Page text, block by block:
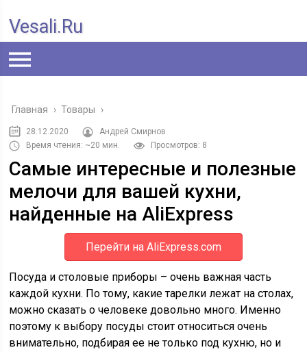
Vesali.ru
Главная › Товары ›
28.12.2020
Андрей Смирнов
Время чтения: ~20 мин.
Просмотров: 8
Самые интересные и полезные
мелочи для вашей кухни,
найденные на AliExpress
Перейти на AliExpress.com
Посуда и столовые приборы – очень важная часть
каждой кухни. По тому, какие тарелки лежат на столах,
можно сказать о человеке довольно много. Именно
поэтому к выбору посуды стоит относиться очень
внимательно, подбирая ее не только под кухню, но и